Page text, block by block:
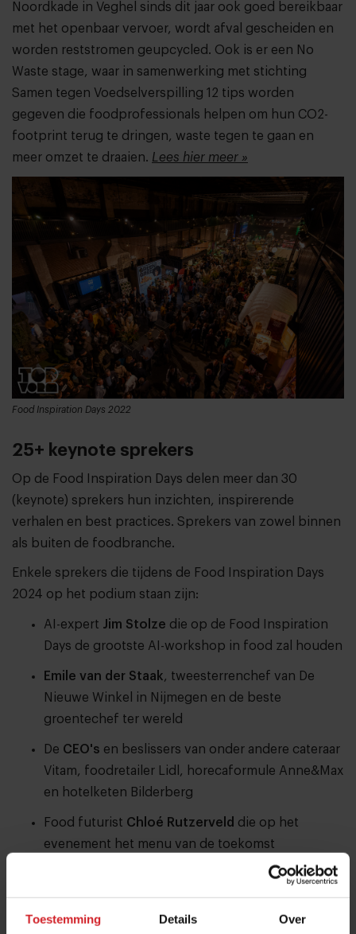
Toestemming Details Over
Noordkade in Veghel sinds dit jaar ook goed bereikbaar
met het openbaar vervoer, wordt afval gescheiden en
worden reststromen geupcycled. Ook is er een No
Waste stage, waar in samenwerking met stichting
Samen tegen Voedselverspilling 12 tips worden
gegeven die foodprofessionals helpen om hun CO2-
footprint terug te dringen, waste tegen te gaan en
meer omzet te draaien. Lees hier meer »
Food Inspiration Days 2022
25+ keynote sprekers
Op de Food Inspiration Days delen meer dan 30
(keynote) sprekers hun inzichten, inspirerende
verhalen en best practices. Sprekers van zowel binnen
als buiten de foodbranche.
Enkele sprekers die tijdens de Food Inspiration Days
2024 op het podium staan zijn:
AI-expert Jim Stolze die op de Food Inspiration
Days de grootste AI-workshop in food zal houden
Emile van der Staak, tweesterrenchef van De
Nieuwe Winkel in Nijmegen en de beste
groentechef ter wereld
De CEO's en beslissers van onder andere cateraar
Vitam, foodretailer Lidl, horecaformule Anne&Max
en hotelketen Bilderberg
Food futurist Chloé Rutzerveld die op het
evenement het menu van de toekomst
Food InspirationtrendwatchersHans
Steenbergen, Maaike de Reuver en Lisa Appels